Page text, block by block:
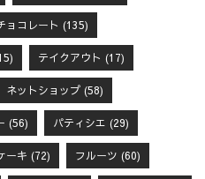
ョコレート (135)
テイクアウト (17)
ネットショップ(58)
(56) パティシエ (29)
ーキ (72) フルーツ (60)